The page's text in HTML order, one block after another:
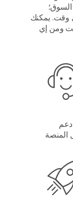
السوق؛
وقت. يمكنك
في إي وقت ومن إي
دعم
المنصة